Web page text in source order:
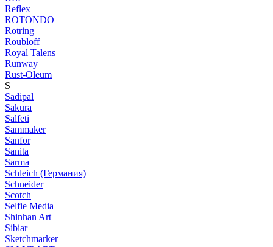
Reflex
ROTONDO
Rotring
Roubloff
Royal Talens
Runway
Rust-Oleum
S
Sadipal
Sakura
Salfeti
Sammaker
Sanfor
Sanita
Sarma
Schleich (Германия)
Schneider
Scotch
Selfie Media
Shinhan Art
Sibiar
Sketchmarker